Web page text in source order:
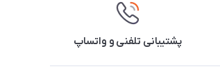
پشتیبانی تلفنی و واتساپ